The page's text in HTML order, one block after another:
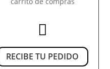

RECIBE TU PEDIDO